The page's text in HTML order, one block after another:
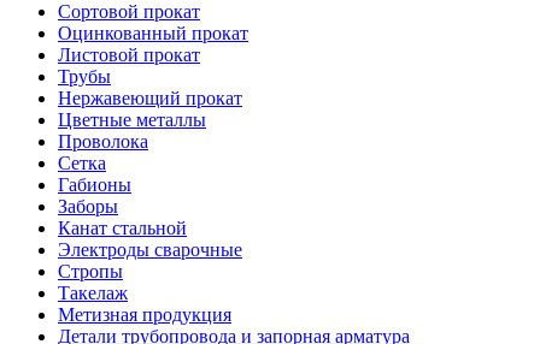
Сортовой прокат
Оцинкованный прокат
Листовой прокат
Трубы
Нержавеющий прокат
Цветные металлы
Проволока
Сетка
Габионы
Заборы
Канат стальной
Электроды сварочные
Стропы
Такелаж
Метизная продукция
Детали трубопровода и запорная арматура